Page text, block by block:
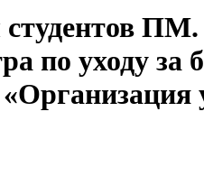
студентов ПМ.
по уходу за